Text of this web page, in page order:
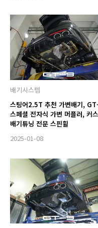
배기시스템
스팅어2.5T 추천 가변배기,
스페셜 전자식 가변 머플러, 커
배기튜닝 전문 스핀휠
2025-01-08